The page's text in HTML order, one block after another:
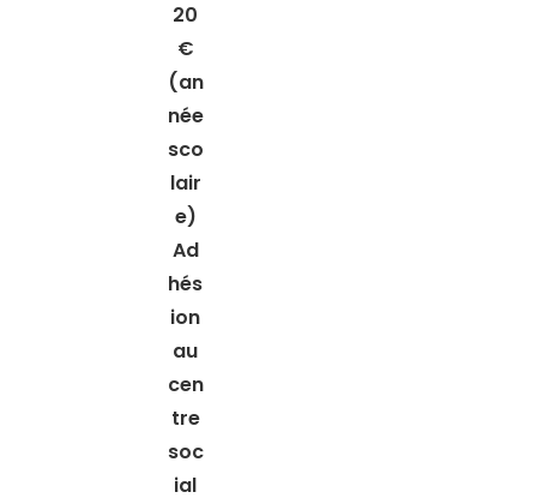
20
€
(an
née
sco
lair
e)
Ad
hés
ion
au
cen
tre
soc
ial